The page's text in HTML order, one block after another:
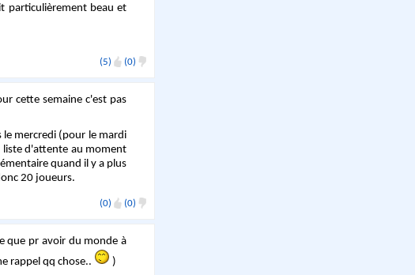
particulièrement beau et
(5) (0)
cette semaine c'est pas
le mercredi (pour le mardi
liste d'attente au moment
quand il y a plus
20 joueurs.
(0) (0)
que pr avoir du monde à
rappel qq chose.. )